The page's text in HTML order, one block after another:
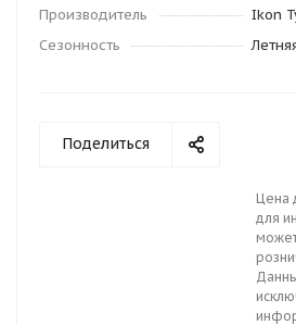
Производитель
Ikon
Сезонность
Поделиться
Цена
для